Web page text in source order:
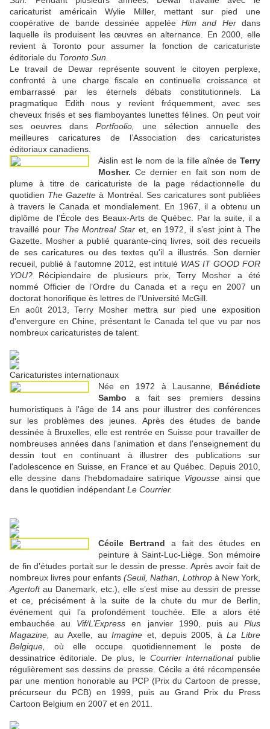
caricaturist américain Wylie Miller, mettant sur pied une
coopérative de bande dessinée appelée Him and Herdans
laquelle ils produisent les œuvres en alternance. En 2000, elle
revient à Toronto pour assumer la fonction de caricaturiste
éditoriale du Toronto Sun.
Le travail de Dewar représente souvent le citoyen perplexe,
confronté à une charge fiscale en continuelle croissance et
embarrassé par les éternels débats constitutionnels. La
pragmatique Edith nous y revient fréquemment, avec ses
cheveux frisés et ses flamboyantes lunettes félines. On peut voir
ses oeuvres dans Portfoolio,
une sélection annuelle des
meilleures caricatures de l’Association des caricaturistes
éditoriaux canadiens.
Aislin est le nom de la fille aînée de Terry
Mosher. Ce dernier en fait son nom de
plume à titre de caricaturiste de la page rédactionnelle du
quotidien The Gazette à Montréal. Ses caricatures sont publiées
à travers le Canada et mondialement. En 1967, il a obtenu un
diplôme de l’École des Beaux-Arts de Québec. Par la suite, il a
travaillé pour The Montreal Star et, en 1972, il s’est joint à The
Gazette. Mosher a publié quarante-cinq livres, soit des recueils
de ses caricatures ou des textes qu'il a illustrés. Son dernier
recueil, publié à l'automne 2012, est intitulé WAS IT GOOD FOR
YOU? Récipiendaire de plusieurs prix, Terry Mosher a été
nommé Officier de l’Ordre du Canada et a reçu en 2007 un
doctorat honorifique ès lettres de l’Université McGill.
En août 2013, Terry Mosher mettra sur pied une exposition
d'envergure en Chine, présentant le Canada tel que vu par nos
nombreux caricaturistes de talent.
Caricaturistes internationaux
Née en 1972 à Lausanne, Bénédicte
Sambo a fait ses premiers dessins
humoristiques à l'âge de 14 ans pour illustrer des conférences
sur les problèmes des jeunes. Après des études de bande
dessinée à Bruxelles, elle est rentrée en Suisse pour travailler de
nombreuses années dans l'animation et dans l'enseignement du
dessin tout en continuant à illustrer des publications sur
l'adolescence en Suisse, en France et au Québec. Depuis 2010,
elle dessine dans l'hebdomadaire satirique Vigousse ainsi que
dans le quotidien indépendant Le Courrier.
Cécile Bertrand a fait des études en
peinture à Saint-Luc-Liège. Son mémoire
de fin d’études portait sur le dessin de presse. Après avoir fait de
nombreux livres pour enfants (Seuil, Nathan, Lothrop à New York,
Agertoftau Danemark, etc.), elle s’est mise au dessin de presse
et ce, précisément à la suite de la chute du mur de Berlin,
événement qui l’a profondément touchée. Elle a alors été
embauchée au Vif/L’Express en janvier 1990, puis au Plus
Magazine,
au Axelle, auImagine et, depuis 2005, àLa Libre
Belgique,
où elle occupe quotidiennement le poste de
dessinatrice éditoriale. De plus, le Courrier Internationalpublie
régulièrement ses dessins de presse. Cécile a été récompensée
par une mention honorable au PCP (Prix du Cartoon de presse,
précurseur du PCB) en 1999, puis au Grand Prix du Press
Cartoon Belgium en 2007 et en 2011.